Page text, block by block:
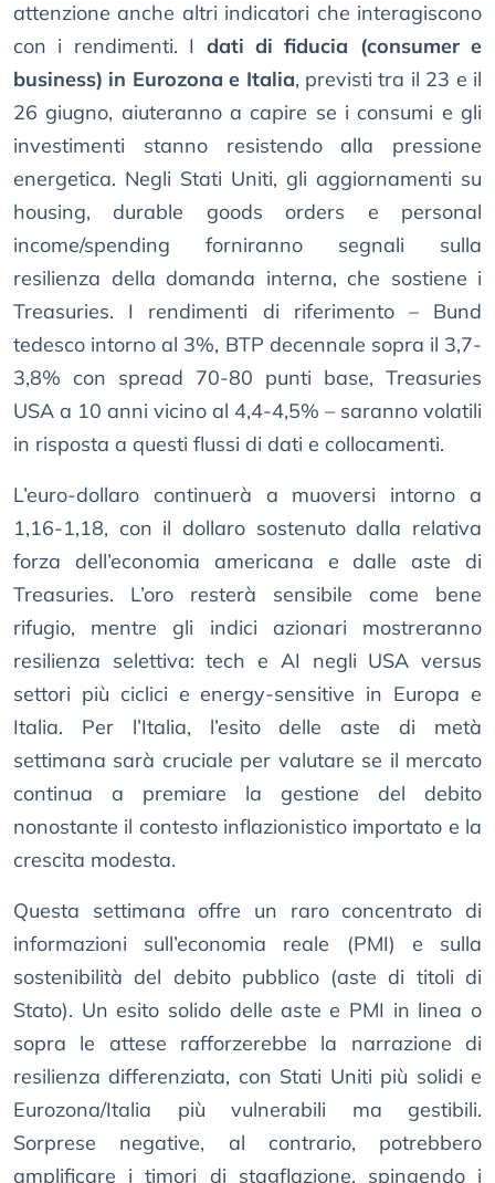
attenzione anche altri indicatori che interagiscono
con i rendimenti. I dati di fiducia (consumer e
business) in Eurozona e Italia, previsti tra il 23 e il
26 giugno, aiuteranno a capire se i consumi e gli
investimenti stanno resistendo alla pressione
energetica. Negli Stati Uniti, gli aggiornamenti su
housing, durable goods orders e personal
income/spending forniranno segnali sulla
resilienza della domanda interna, che sostiene i
Treasuries. I rendimenti di riferimento – Bund
tedesco intorno al 3%, BTP decennale sopra il 3,7-
3,8% con spread 70-80 punti base, Treasuries
USA a 10 anni vicino al 4,4-4,5% – saranno volatili
in risposta a questi flussi di dati e collocamenti.
L’euro-dollaro continuerà a muoversi intorno a
1,16-1,18, con il dollaro sostenuto dalla relativa
forza dell’economia americana e dalle aste di
Treasuries. L’oro resterà sensibile come bene
rifugio, mentre gli indici azionari mostreranno
resilienza selettiva: tech e AI negli USA versus
settori più ciclici e energy-sensitive in Europa e
Italia. Per l’Italia, l’esito delle aste di metà
settimana sarà cruciale per valutare se il mercato
continua a premiare la gestione del debito
nonostante il contesto inflazionistico importato e la
crescita modesta.
Questa settimana offre un raro concentrato di
informazioni sull’economia reale (PMI) e sulla
sostenibilità del debito pubblico (aste di titoli di
Stato). Un esito solido delle aste e PMI in linea o
sopra le attese rafforzerebbe la narrazione di
resilienza differenziata, con Stati Uniti più solidi e
Eurozona/Italia più vulnerabili ma gestibili.
Sorprese negative, al contrario, potrebbero
amplificare i timori di stagflazione, spingendo i